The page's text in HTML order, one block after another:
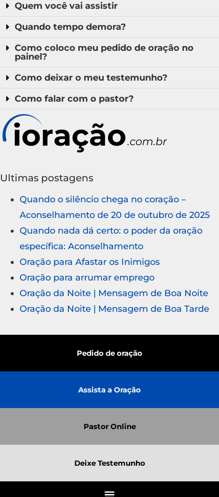
Quem você vai assistir
Quando tempo demora?
Como coloco meu pedido de oração no
painel?
Como deixar o meu testemunho?
Como falar com o pastor?
Ultimas postagens
Quando o silêncio chega no coração –
Aconselhamento de 20 de outubro de 2025
Quando nada dá certo: o poder da oração
específica: Aconselhamento
Oração para Afastar os Inimigos
Oração para arrumar emprego
Oração da Noite | Mensagem de Boa Noite
Oração da Noite | Mensagem de Boa Tarde
Pedido de oração
Assista a Oração
Pastor Online
Deixe Testemunho